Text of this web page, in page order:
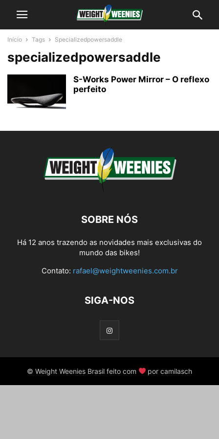
Início Tags Specializedpowersaddle
specializedpowersaddle
S-Works Power Mirror – O reflexo
perfeito
SOBRE NÓS
Há 12 anos trazendo as novidades mais exclusivas do
mundo das bikes!
Contato: rafael@weightweenies.com.br
SIGA-NOS
© Weight Weenies Brasil feito com por camilasch